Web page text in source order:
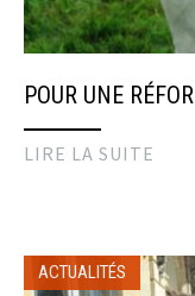
POUR UNE
LIRE LA SUITE
ACTUALITÉS